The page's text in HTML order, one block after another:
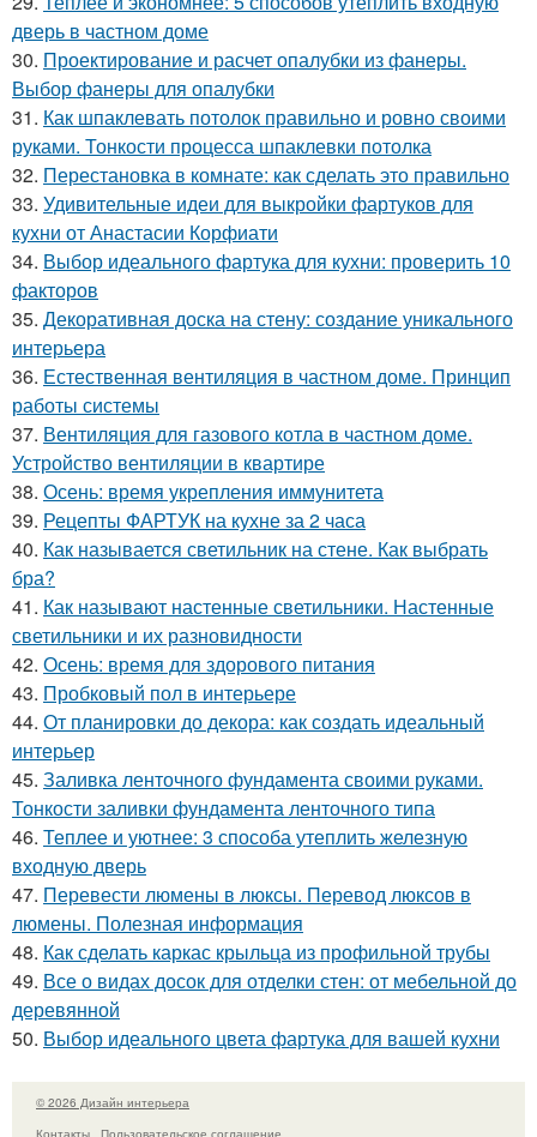
дверь в частном доме
30. Проектирование и расчет опалубки из фанеры.
Выбор фанеры для опалубки
31. Как шпаклевать потолок правильно и ровно своими
руками. Тонкости процесса шпаклевки потолка
32. Перестановка в комнате: как сделать это правильно
33. Удивительные идеи для выкройки фартуков для
кухни от Анастасии Корфиати
34. Выбор идеального фартука для кухни: проверить 10
факторов
35. Декоративная доска на стену: создание уникального
интерьера
36. Естественная вентиляция в частном доме. Принцип
работы системы
37. Вентиляция для газового котла в частном доме.
Устройство вентиляции в квартире
38. Осень: время укрепления иммунитета
39. Рецепты ФАРТУК на кухне за 2 часа
40. Как называется светильник на стене. Как выбрать
бра?
41. Как называют настенные светильники. Настенные
светильники и их разновидности
42. Осень: время для здорового питания
43. Пробковый пол в интерьере
44. От планировки до декора: как создать идеальный
интерьер
45. Заливка ленточного фундамента своими руками.
Тонкости заливки фундамента ленточного типа
46. Теплее и уютнее: 3 способа утеплить железную
входную дверь
47. Перевести люмены в люксы. Перевод люксов в
люмены. Полезная информация
48. Как сделать каркас крыльца из профильной трубы
49. Все о видах досок для отделки стен: от мебельной до
деревянной
50. Выбор идеального цвета фартука для вашей кухни
© 2026 Дизайн интерьера